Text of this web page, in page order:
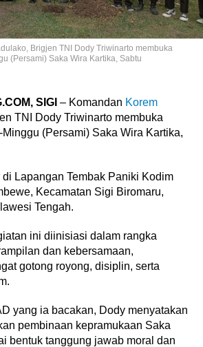
Brigjen TNI Dody Triwinarto membuka
(Persami) Saka Wira Kartika, Sabtu
SIGI – Komandan Korem
TNI Dody Triwinarto membuka
(Persami) Saka Wira Kartika,
Lapangan Tembak Paniki Kodim
Kecamatan Sigi Biromaru,
Tengah.
ini diinisiasi dalam rangka
dan kebersamaan,
gotong royong, disiplin, serta
yang ia bacakan, Dody menyatakan
pembinaan kepramukaan Saka
bentuk tanggung jawab moral dan